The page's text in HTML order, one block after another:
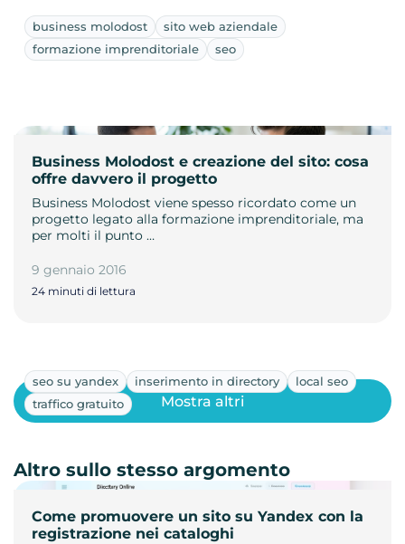
business molodost
sito web aziendale
formazione imprenditoriale
seo
Business Molodost e creazione del sito: cosa
offre davvero il progetto
Business Molodost viene spesso ricordato come un
progetto legato alla formazione imprenditoriale, ma
per molti il punto …
9 gennaio 2016
24 minuti di lettura
seo su yandex inserimento in directory
local seo
traffico gratuito
Come promuovere un sito su Yandex con la
registrazione nei cataloghi
Mostra altri
Altro sullo stesso argomento